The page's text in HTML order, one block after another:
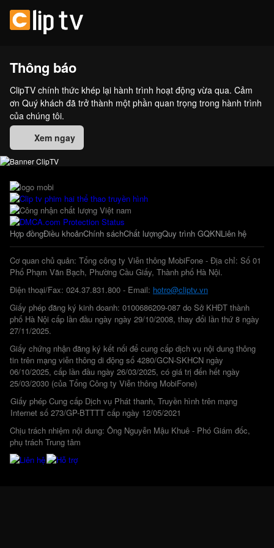
Thông báo
ClipTV chính thức khép lại hành trình hoạt động vừa qua. Cảm
ơn Quý khách đã trở thành một phần quan trọng trong hành trình
của chúng tôi.
Xem ngay
Hợp đồngĐiều khoảnChính sáchChất lượngQuy trình GQKNLiên hệ
Cơ quan chủ quản: Tổng công ty Viễn thông MobiFone - Địa chỉ: Số 01
Phố Phạm Văn Bạch, Phường Cầu Giấy, Thành phố Hà Nội.
Điện thoại/Fax: 024.37.831.800 - Email: hotro@cliptv.vn
Giấy phép đăng ký kinh doanh: 0100686209-087 do Sở KHĐT thành
phố Hà Nội cấp lần đầu ngày ngày 29/10/2008, thay đổi lần thứ 8 ngày
27/11/2025.
Giấy chứng nhận đăng ký kết nối để cung cấp dịch vụ nội dung thông
tin trên mạng viễn thông di động số 4280/GCN-SKHCN ngày
06/10/2025, cấp lần đầu ngày 26/03/2025, có giá trị đến hết ngày
25/03/2030 (của Tổng Công ty Viễn thông MobiFone)
Giấy phép Cung cấp Dịch vụ Phát thanh, Truyền hình trên mạng
Internet số 273/GP-BTTTT cấp ngày 12/05/2021
Chịu trách nhiệm nội dung: Ông Nguyễn Mậu Khuê - Phó Giám đốc,
phụ trách Trung tâm